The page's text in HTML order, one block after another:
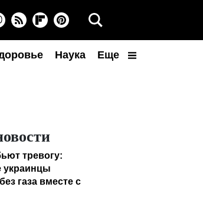
Наука Еще
тревогу:
украинцы
газа вместе с